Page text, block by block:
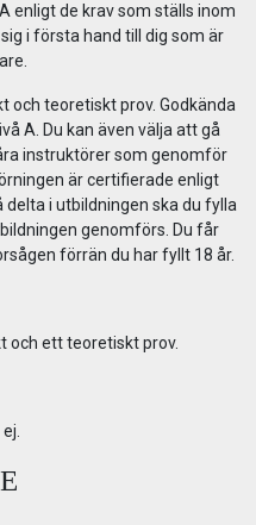
enligt de krav som ställs inom
i första hand till dig som är
och teoretiskt prov. Godkända
A. Du kan även välja att gå
instruktörer som genomför
är certifierade enligt
i utbildningen ska du fylla
genomförs. Du får
förrän du har fyllt 18 år.
och ett teoretiskt prov.